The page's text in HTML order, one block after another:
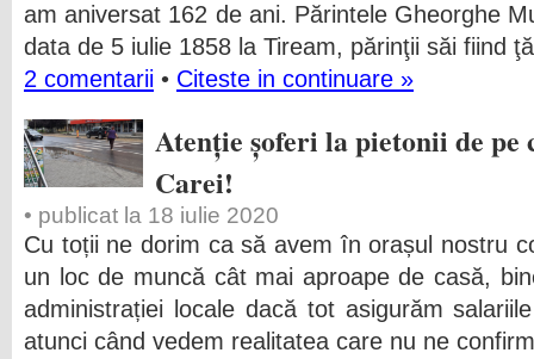
am aniversat 162 de ani. Părintele Gheorghe
data de 5 iulie 1858 la Tiream, părinţii săi fiind
2 comentarii • Citeste in continuare »
Atenție șoferi la pietonii de
Carei!
• publicat la 18 iulie 2020
Cu toții ne dorim ca să avem în orașul nostru
un loc de muncă cât mai aproape de casă,
administrației locale dacă tot asigurăm
atunci când vedem realitatea care nu ne